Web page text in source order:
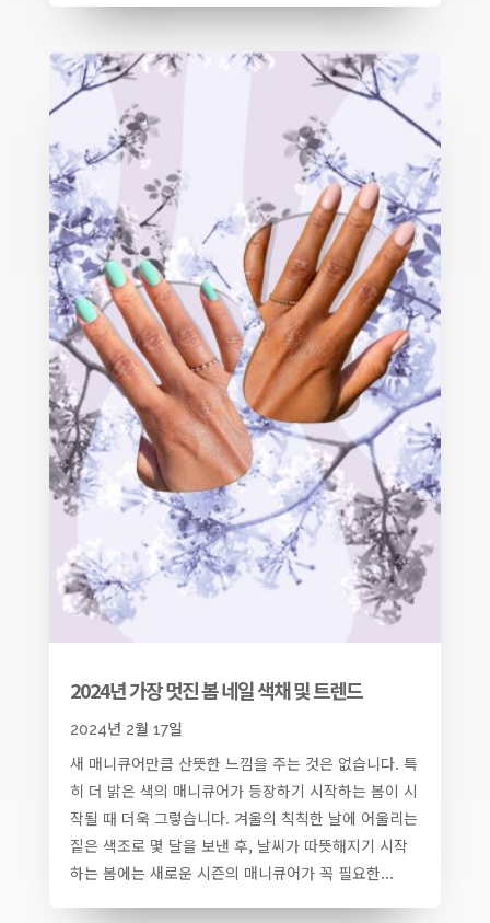
2024년 가장 멋진 봄 네일 색채 및 트렌드
2024년 2월 17일
새 매니큐어만큼 산뜻한 느낌을 주는 것은 없습니다. 특
히 더 밝은 색의 매니큐어가 등장하기 시작하는 봄이 시
작될 때 더욱 그렇습니다. 겨울의 칙칙한 날에 어울리는
짙은 색조로 몇 달을 보낸 후, 날씨가 따뜻해지기 시작
하는 봄에는 새로운 시즌의 매니큐어가 꼭 필요한...